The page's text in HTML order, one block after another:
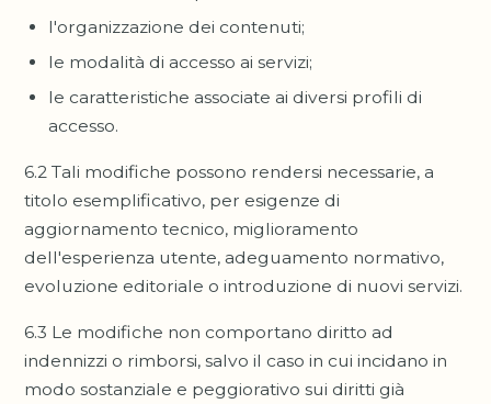
l'organizzazione dei contenuti;
le modalità di accesso ai servizi;
le caratteristiche associate ai diversi profili di
accesso.
6.2 Tali modifiche possono rendersi necessarie, a
titolo esemplificativo, per esigenze di
aggiornamento tecnico, miglioramento
dell'esperienza utente, adeguamento normativo,
evoluzione editoriale o introduzione di nuovi servizi.
6.3 Le modifiche non comportano diritto ad
indennizzi o rimborsi, salvo il caso in cui incidano in
modo sostanziale e peggiorativo sui diritti già